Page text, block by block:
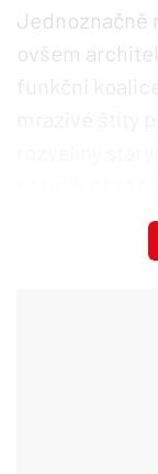
Jednoznačně
ovšem
cítíte pach
hejkal cupuje
rozjezdové